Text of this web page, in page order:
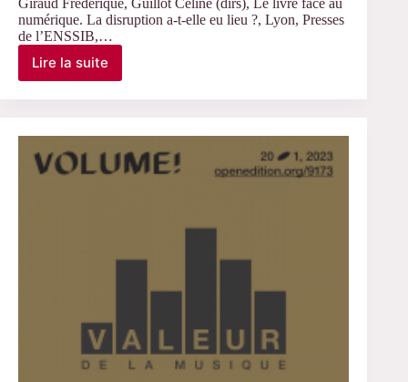
numérique. La disruption a-t-elle eu lieu ?, Lyon, Presses
de l’ENSSIB,…
Lire la suite
Le
numérique